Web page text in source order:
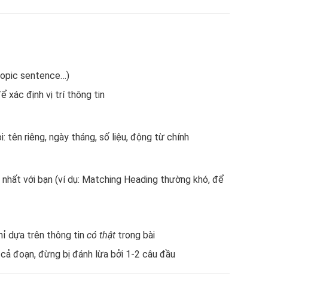
sentence…)
xác định vị trí thông tin
tên riêng, ngày tháng, số liệu, động từ chính
với bạn (ví dụ: Matching Heading thường khó, để
dựa trên thông tin có thậttrong bài
đoạn, đừng bị đánh lừa bởi 1-2 câu đầu